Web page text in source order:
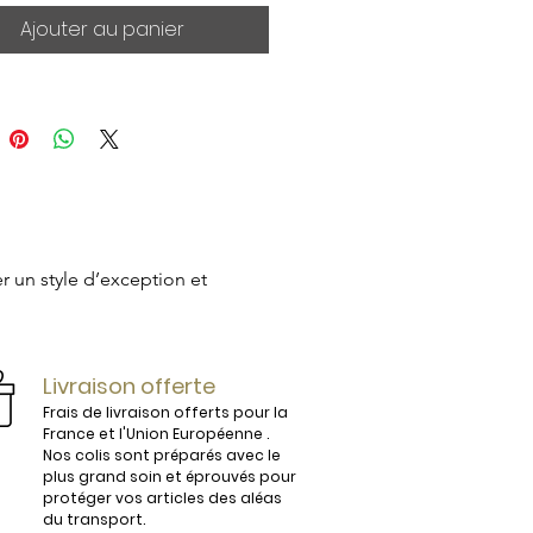
Ajouter au panier
un style d’exception et
vous conviendra parfaitement.
Livraison offerte
Frais de livraison offerts pour la
France et l'Union Européenne .
Nos colis sont préparés avec le
plus grand soin et éprouvés pour
protéger vos articles des aléas
du transport.